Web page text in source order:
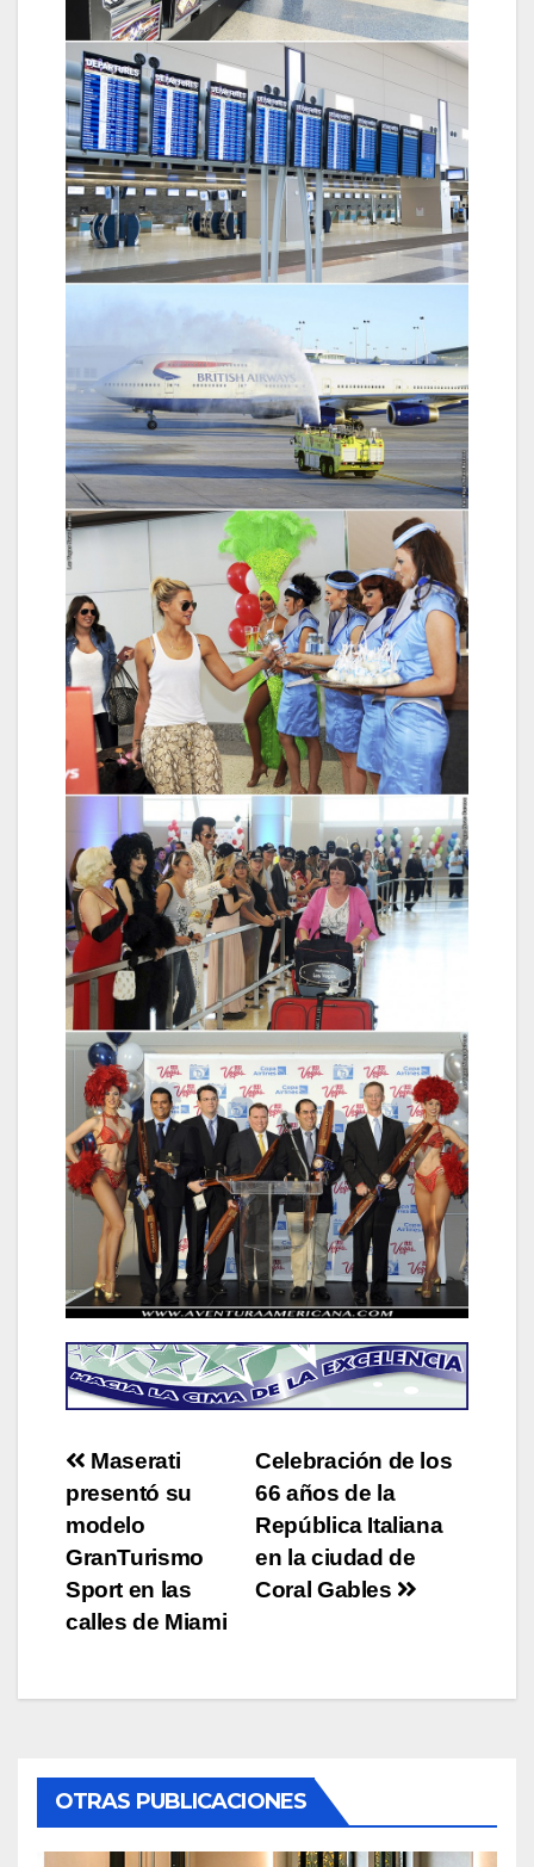
Post
navigation
Celebración de los
66 años de la
República Italiana
en la ciudad de
Coral Gables
Maserati
presentó su
modelo
GranTurismo
Sport en las
calles de Miami
OTRAS PUBLICACIONES